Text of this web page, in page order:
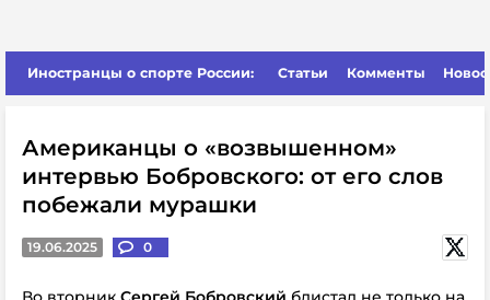
Иностранцы о спорте России: Статьи Комменты
Американцы о «возвышенном»
интервью Бобровского: от его слов
побежали мурашки
19.06.2025 0